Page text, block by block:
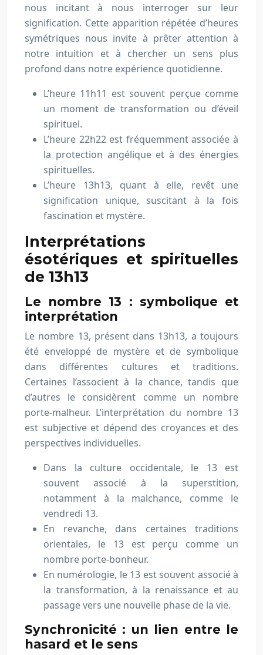
nous incitant à nous interroger sur leur
signification. Cette apparition répétée d’heures
symétriques nous invite à prêter attention à
notre intuition et à chercher un sens plus
profond dans notre expérience quotidienne.
L’heure 11h11 est souvent perçue comme
un moment de transformation ou d’éveil
spirituel.
L’heure 22h22 est fréquemment associée à
la protection angélique et à des énergies
spirituelles.
L’heure 13h13, quant à elle, revêt une
signification unique, suscitant à la fois
fascination et mystère.
Interprétations
ésotériques et spirituelles
de 13h13
Le nombre 13 : symbolique et
interprétation
Le nombre 13, présent dans 13h13, a toujours
été enveloppé de mystère et de symbolique
dans différentes cultures et traditions.
Certaines l’associent à la chance, tandis que
d’autres le considèrent comme un nombre
porte-malheur. L’interprétation du nombre 13
est subjective et dépend des croyances et des
perspectives individuelles.
Dans la culture occidentale, le 13 est
souvent associé à la superstition,
notamment à la malchance, comme le
vendredi 13.
En revanche, dans certaines traditions
orientales, le 13 est perçu comme un
nombre porte-bonheur.
En numérologie, le 13 est souvent associé à
la transformation, à la renaissance et au
passage vers une nouvelle phase de la vie.
Synchronicité : un lien entre le
hasard et le sens